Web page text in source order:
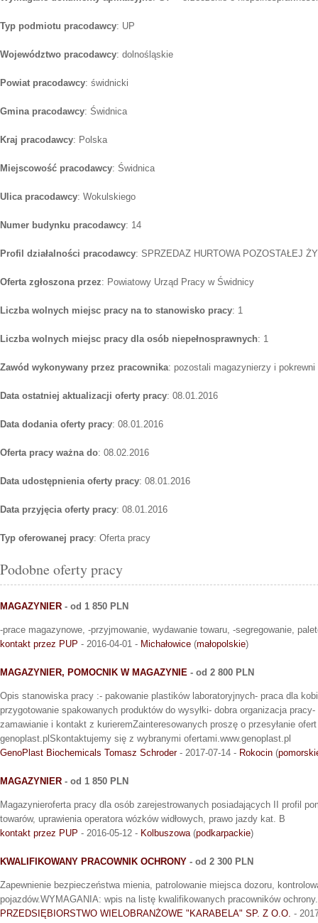
Typ podmiotu pracodawcy: UP
Województwo pracodawcy: dolnośląskie
Powiat pracodawcy: świdnicki
Gmina pracodawcy: Świdnica
Kraj pracodawcy: Polska
Miejscowość pracodawcy: Świdnica
Ulica pracodawcy: Wokulskiego
Numer budynku pracodawcy: 14
Profil działalności pracodawcy: SPRZEDAZ HURTOWA POZOSTAŁEJ
Oferta zgłoszona przez: Powiatowy Urząd Pracy w Świdnicy
Liczba wolnych miejsc pracy na to stanowisko pracy: 1
Liczba wolnych miejsc pracy dla osób niepełnosprawnych: 1
Zawód wykonywany przez pracownika: pozostali magazynierzy i pokrewni
Data ostatniej aktualizacji oferty pracy: 08.01.2016
Data dodania oferty pracy: 08.01.2016
Oferta pracy ważna do: 08.02.2016
Data udostępnienia oferty pracy: 08.01.2016
Data przyjęcia oferty pracy: 08.01.2016
Typ oferowanej pracy: Oferta pracy
Podobne oferty pracy
MAGAZYNIER - od 1 850 PLN
-prace magazynowe, -przyjmowanie, wydawanie towaru, -segregowanie,
kontakt przez PUP - 2016-04-01 - Michałowice (małopolskie)
MAGAZYNIER, POMOCNIK W MAGAZYNIE - od 2 800 PLN
Opis stanowiska pracy :- pakowanie plastików laboratoryjnych- praca dla
przygotowanie spakowanych produktów do wysyłki- dobra organizacja
zamawianie i kontakt z kurieremZainteresowanych proszę o przesyłanie
genoplast.plSkontaktujemy się z wybranymi ofertami.www.genoplast.pl
GenoPlast Biochemicals Tomasz Schroder- 2017-07-14 - Rokocin (
MAGAZYNIER - od 1 850 PLN
Magazynieroferta pracy dla osób zarejestrowanych posiadających II profil
towarów, uprawienia operatora wózków widłowych, prawo jazdy kat. B
kontakt przez PUP - 2016-05-12 - Kolbuszowa(podkarpackie)
KWALIFIKOWANY PRACOWNIK OCHRONY - od 2 300 PLN
Zapewnienie bezpieczeństwa mienia, patrolowanie miejsca dozoru,
pojazdów.WYMAGANIA: wpis na listę kwalifikowanych pracowników
PRZEDSIĘBIORSTWO WIELOBRANŻOWE "KARABELA" SP. Z O.O. -